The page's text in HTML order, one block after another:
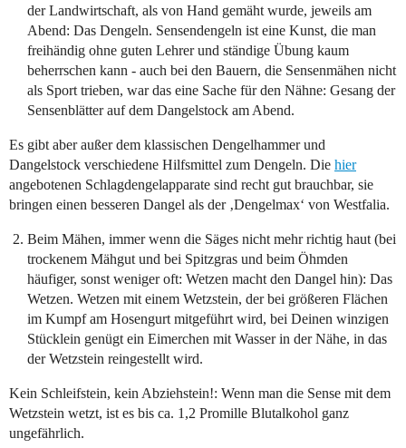
der Landwirtschaft, als von Hand gemäht wurde, jeweils am
Abend: Das Dengeln. Sensendengeln ist eine Kunst, die man
freihändig ohne guten Lehrer und ständige Übung kaum
beherrschen kann - auch bei den Bauern, die Sensenmähen nicht
als Sport trieben, war das eine Sache für den Nähne: Gesang der
Sensenblätter auf dem Dangelstock am Abend.
Es gibt aber außer dem klassischen Dengelhammer und
Dangelstock verschiedene Hilfsmittel zum Dengeln. Die hier
angebotenen Schlagdengelapparate sind recht gut brauchbar, sie
bringen einen besseren Dangel als der ‚Dengelmax‘ von Westfalia.
Beim Mähen, immer wenn die Säges nicht mehr richtig haut (bei
trockenem Mähgut und bei Spitzgras und beim Öhmden
häufiger, sonst weniger oft: Wetzen macht den Dangel hin): Das
Wetzen. Wetzen mit einem Wetzstein, der bei größeren Flächen
im Kumpf am Hosengurt mitgeführt wird, bei Deinen winzigen
Stücklein genügt ein Eimerchen mit Wasser in der Nähe, in das
der Wetzstein reingestellt wird.
Kein Schleifstein, kein Abziehstein!: Wenn man die Sense mit dem
Wetzstein wetzt, ist es bis ca. 1,2 Promille Blutalkohol ganz
ungefährlich.